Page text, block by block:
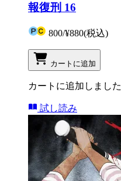
報復刑 16
800/¥880(税込)
カートに追加
カートに追加しました
試し読み